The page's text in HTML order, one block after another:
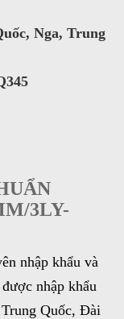
Nga, Trung
3LY-
nhập khẩu và
nhập khẩu
Quốc, Đài